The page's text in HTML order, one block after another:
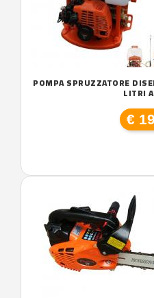
POMPA SPRUZZATORE
LITRI
€